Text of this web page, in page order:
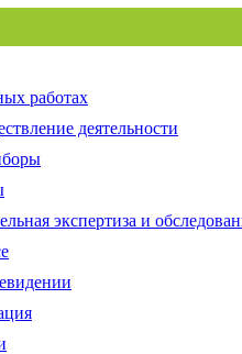
работах
деятельности
экспертиза и